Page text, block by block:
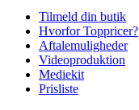
Tilmeld din butik
Hvorfor Toppricer?
Aftalemuligheder
Videoproduktion
Mediekit
Prisliste